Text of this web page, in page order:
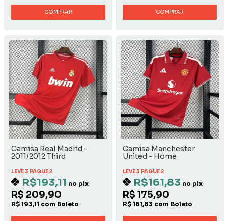
COMPRAR COMPRAR
Camisa Real Madrid -
2011/2012 Third
LEVE 3 PAGUE 2
R$193,11 no pix
R$ 209,90
R$ 193,11 com Boleto
Camisa Manchester
United - Home
LEVE 3 PAGUE 2
R$161,83 no pix
R$ 175,90
R$ 161,83 com Boleto